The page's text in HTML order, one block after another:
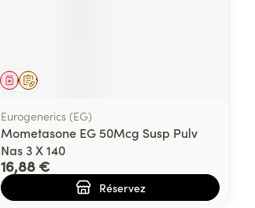
Sur prescription
Médicament
Eurogenerics (EG)
Mometasone EG 50Mcg Susp Pulv
Nas 3 X 140
16,88 €
Réservez